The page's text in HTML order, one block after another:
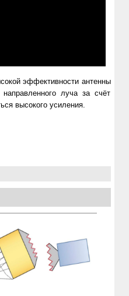
эффективности антенны
луча за счёт
высокого усиления.